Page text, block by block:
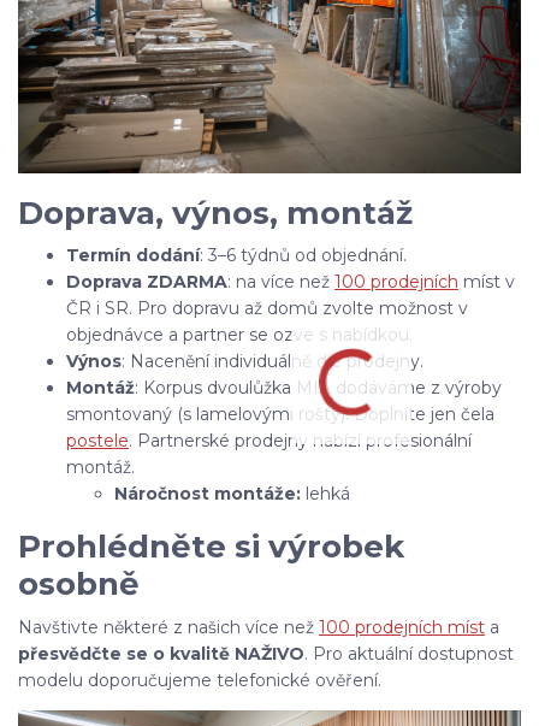
Doprava, výnos, montáž
Termín dodání: 3–6 týdnů od objednání.
Doprava ZDARMA: na více než 100 prodejních míst v
ČR i SR. Pro dopravu až domů zvolte možnost v
objednávce a partner se ozve s nabídkou.
Výnos: Nacenění individuálně dle prodejny.
Montáž: Korpus dvoulůžka MIA dodáváme z výroby
smontovaný (s lamelovými rošty). Doplníte jen čela
postele. Partnerské prodejny nabízí profesionální
montáž.
Náročnost montáže: lehká
Prohlédněte si výrobek
osobně
Navštivte některé z našich více než 100 prodejních míst a
přesvědčte se o kvalitě NAŽIVO. Pro aktuální dostupnost
modelu doporučujeme telefonické ověření.